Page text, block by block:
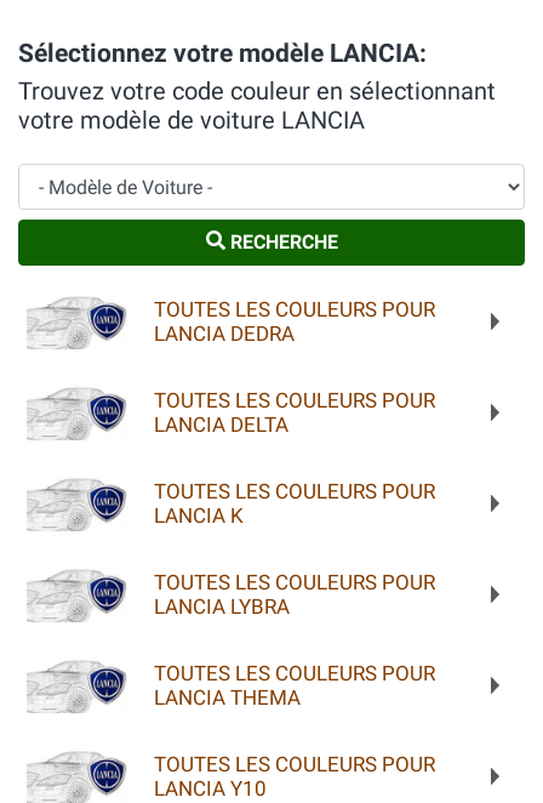
Sélectionnez votre modèle LANCIA:
Trouvez votre code couleur en sélectionnant
votre modèle de voiture LANCIA
Modèle de Voiture
RECHERCHE
TOUTES LES COULEURS POUR
LANCIA DEDRA
TOUTES LES COULEURS POUR
LANCIA DELTA
TOUTES LES COULEURS POUR
LANCIA K
TOUTES LES COULEURS POUR
LANCIA LYBRA
TOUTES LES COULEURS POUR
LANCIA THEMA
TOUTES LES COULEURS POUR
LANCIA Y10